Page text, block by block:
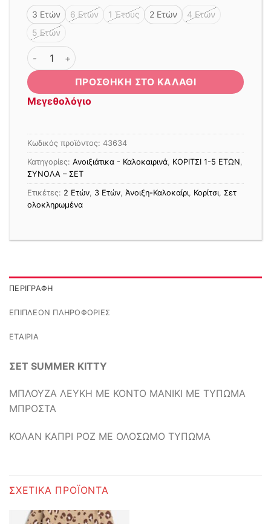
3 Ετών 6 Ετών 1 Έτους 2 Ετών
4 Ετών
5 Ετών
ΣΕΤ SUMMER KITTY ΛΕΥΚΟ - ΡΟΖ ποσότητα
ΠΡΟΣΘΉΚΗ ΣΤΟ ΚΑΛΆΘΙ
Μεγεθολόγιο
Κωδικός προϊόντος: 43634
Κατηγορίες: Ανοιξιάτικα - Καλοκαιρινά ΚΟΡΙΤΣΙ 1-5 ΕΤΩΝ
ΣΥΝΟΛΑ – ΣΕΤ
Ετικέτες: 2 Ετών 3 Ετών Άνοιξη-Καλοκαίρι Κορίτσι Σετ
ολοκληρωμένα
ΠΕΡΙΓΡΑΦΉ
ΕΠΙΠΛΈΟΝ ΠΛΗΡΟΦΟΡΊΕΣ
ΕΤΑΙΡΊΑ
ΣΕΤ SUMMER KITTY
ΜΠΛΟΥΖΑ ΛΕΥΚΗ ΜΕ ΚΟΝΤΟ ΜΑΝΙΚΙ ΜΕ ΤΥΠΩΜΑ
ΜΠΡΟΣΤΑ
ΚΟΛΑΝ ΚΑΠΡΙ ΡΟΖ ΜΕ ΟΛΟΣΩΜΟ ΤΥΠΩΜΑ
ΣΧΕΤΙΚΆ ΠΡΟΪΌΝΤΑ